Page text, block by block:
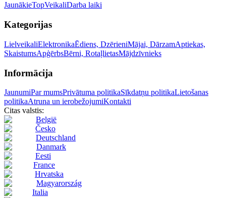
JaunākieTopVeikaliDarba laiki
Kategorijas
LielveikaliElektronikaĒdiens, DzērieniMājai, DārzamAptiekas,
SkaistumsApģērbsBērni, RotaļlietasMājdzīvnieks
Informācija
JaunumiPar mumsPrivātuma politikaSīkdatņu politikaLietošanas
politikaAtruna un ierobežojumiKontakti
Citas valstis:
België
Česko
Deutschland
Danmark
Eesti
France
Hrvatska
Magyarország
Italia